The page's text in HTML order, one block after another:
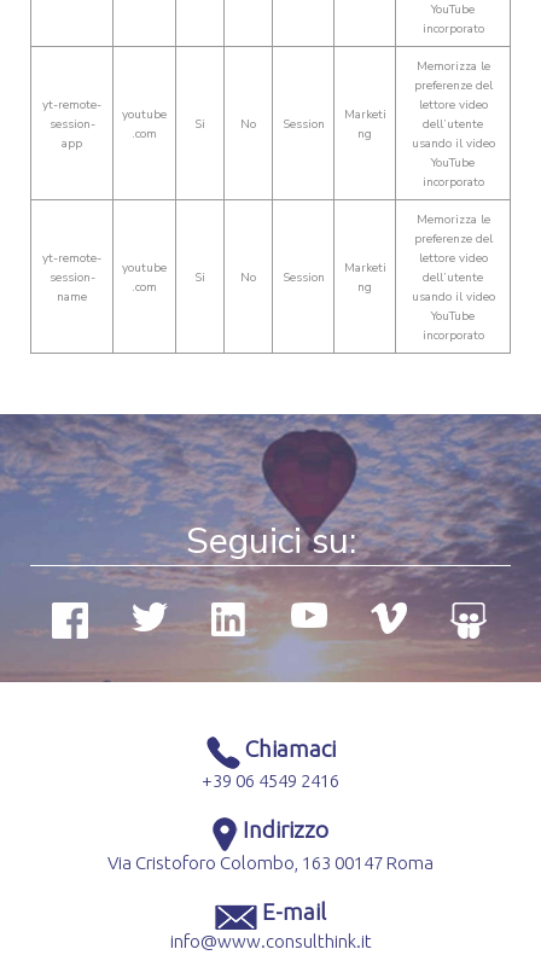
YouTube
incorporato
yt-remote-
session-
app
youtube
.com
Si No Session
Marketi
ng
Memorizza le
preferenze del
lettore video
dell’utente
usando il video
YouTube
incorporato
yt-remote-
session-
name
youtube
.com
Si No Session
Marketi
ng
Memorizza le
preferenze del
lettore video
dell’utente
usando il video
YouTube
incorporato
Seguici su:
Chiamaci
+39 06 4549 2416
Indirizzo
Via Cristoforo Colombo, 163 00147 Roma
E-mail
info@www.consulthink.it